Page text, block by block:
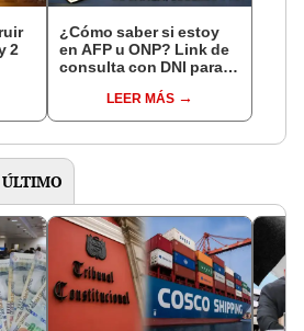
2
¿Cómo saber si estoy
en AFP u ONP? Link de
consulta con DNI para
pensiones estás
LEER MÁS